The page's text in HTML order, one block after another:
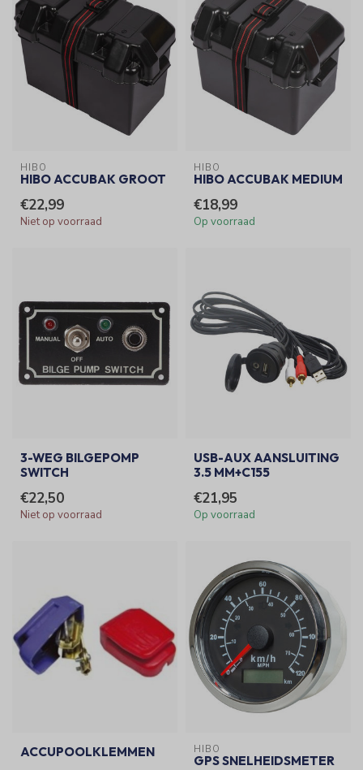
HIBO
HIBO ACCUBAK GROOT
€22,99
Niet op voorraad
HIBO
HIBO ACCUBAK MEDIUM
€18,99
Op voorraad
3-WEG BILGEPOMP
SWITCH
€22,50
Niet op voorraad
USB-AUX AANSLUITING
3.5 MM+C155
€21,95
Op voorraad
ACCUPOOLKLEMMEN HIBO
GPS SNELHEIDSMETER